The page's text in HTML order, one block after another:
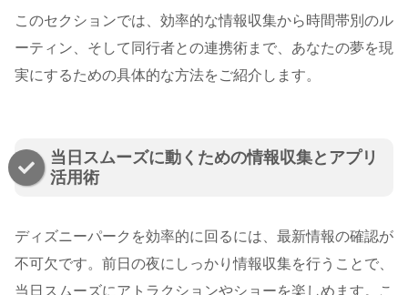
このセクションでは、効率的な情報収集から時間帯別のル
ーティン、そして同行者との連携術まで、あなたの夢を現
実にするための具体的な方法をご紹介します。
当日スムーズに動くための情報収集とアプリ
活用術
ディズニーパークを効率的に回るには、最新情報の確認が
不可欠です。前日の夜にしっかり情報収集を行うことで、
当日スムーズにアトラクションやショーを楽しめます。こ